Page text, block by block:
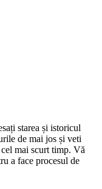
starea și istoricul
de mai jos și veti
mai scurt timp. Vă
a face procesul de